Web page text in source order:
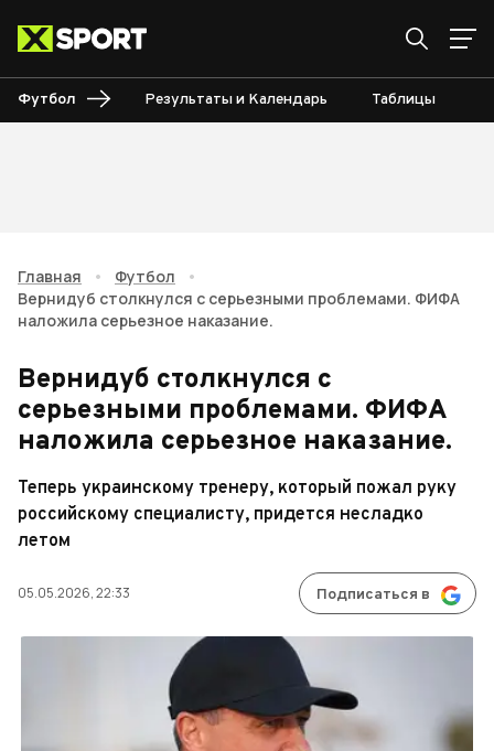
Футбол Результаты и Календарь Таблицы
Главная • Футбол
•
Вернидуб столкнулся с серьезными проблемами. ФИФА
наложила серьезное наказание.
Вернидуб столкнулся с
серьезными проблемами. ФИФА
наложила серьезное наказание.
Теперь украинскому тренеру, который пожал руку
российскому специалисту, придется несладко
летом
05.05.2026, 22:33 Подписаться в